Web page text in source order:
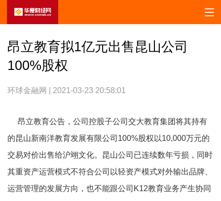
昂立教育拟1亿元出售昆山公司
100%股权
环球金融网 | 2021-03-23 20:58:01
昂立教育公告，公司控股子公司交大教育集团将其持有
的昆山新南洋教育发展有限公司100%股权以10,000万元的
交易对价出售给沪翊文化。昆山公司已连续数年亏损，同时
其重资产运营模式不符合公司以轻资产模式对外输出品牌、
运营管理的发展方向，也不能跟公司K12教育业务产生协同